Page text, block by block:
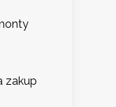
zakup